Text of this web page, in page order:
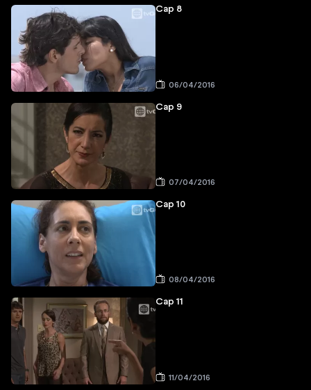
Cap 8
06/04/2016
Cap 9
07/04/2016
Cap 10
08/04/2016
Cap 11
11/04/2016